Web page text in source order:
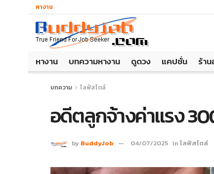
หางาน
หางาน บทความหางาน ดูดวง แคปชั่น ร้า
บทความ ไลฟ์สไตล์
อดีตลูกจ้างค่าแรง
by BuddyJob 04/07/2025 in ไลฟ์สไตล์